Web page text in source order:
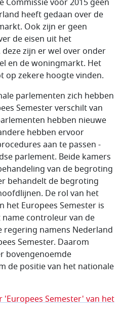
Commissie voor 2015 geen
heeft gedaan over de
Ook zijn er geen
de eisen uit het
zijn er wel over onder
en de woningmarkt. Het
op zekere hoogte vinden.
parlementen zich hebben
Semester verschilt van
hebben nieuwe
hebben ervoor
aan te passen -
parlement. Beide kamers
van de begroting
behandelt de begroting
De rol van het
het Europees Semester is
controleur van de
namens Nederland
Semester. Daarom
bovengenoemde
de positie van het nationale
'Europees Semester' van het